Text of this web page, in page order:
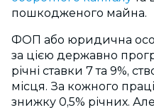
пошкодженого майна.
ФОП або юридична
за цією державно
річні ставки 7 та 9%,
місця. За кожного
знижку 0,5% річних.